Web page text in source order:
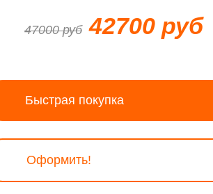
47000 руб 42700 руб
Быстрая покупка
Оформить!